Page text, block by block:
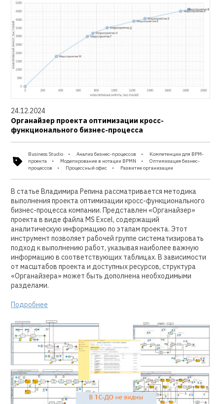
24.12.2024
Органайзер проекта оптимизации кросс-
функционального бизнес-процесса
Business Studio Анализ бизнес-процессов
Компетенции для BPM-
проекта
Моделирование в нотации BPMN
Оптимизация бизнес-
процессов
Процессный офис Развитие организации
В статье Владимира Репина рассматривается методика
выполнения проекта оптимизации кросс-функционального
бизнес-процесса компании. Представлен «Органайзер»
проекта в виде файла MS Excel, содержащий
аналитическую информацию по этапам проекта. Этот
инструмент позволяет рабочей группе систематизировать
подход к выполнению работ, указывая наиболее важную
информацию в соответствующих таблицах. В зависимости
от масштабов проекта и доступных ресурсов, структура
«Органайзера» может быть дополнена необходимыми
разделами.
Подробнее